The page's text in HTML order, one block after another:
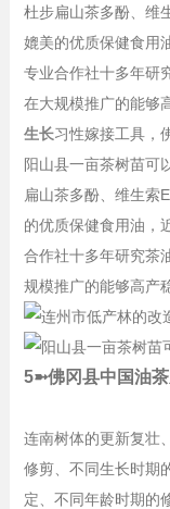
杜步扁山茶多酚、维
媲美的优质保健食用
专业合作社十多年
在大规模推广的能够
生长习性嫁接工具，
阳山县一亩茶树苗可
扁山茶多酚、维生索
的优质保健食用油，
合作社十多年研究
规模推广的能够高产
5➼佛冈县中国油
连南树体的更新复壮
修剪、不同生长时期
定、不同年龄时期的